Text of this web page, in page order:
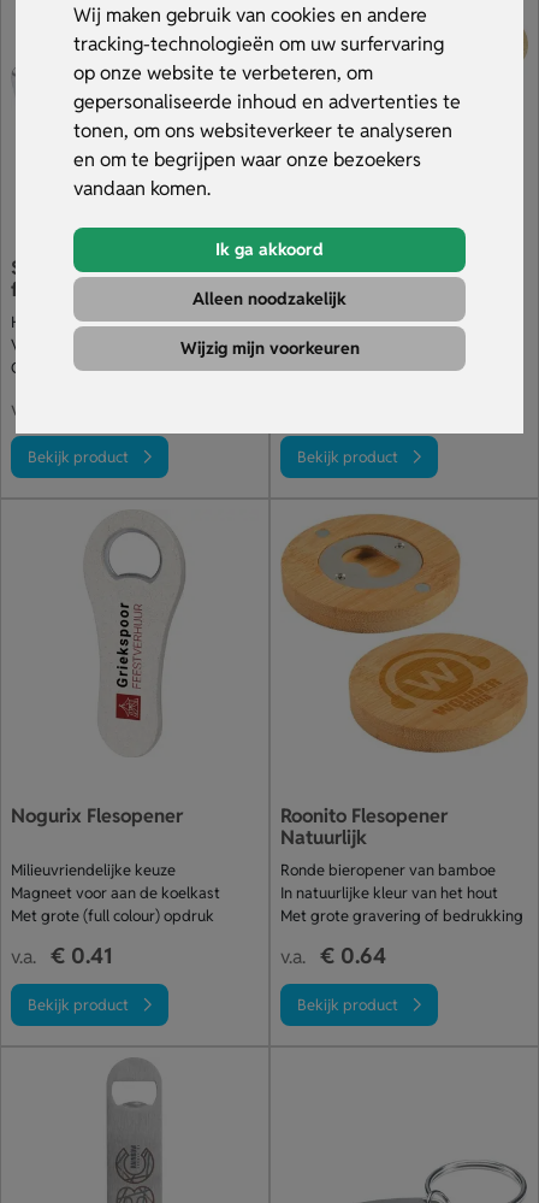
Wij maken gebruik van cookies en andere
tracking-technologieën om uw surfervaring
op onze website te verbeteren, om
gepersonaliseerde inhoud en advertenties te
tonen, om ons websiteverkeer te analyseren
en om te begrijpen waar onze bezoekers
vandaan komen.
Ik ga akkoord
Alleen noodzakelijk
Wijzig mijn voorkeuren
juiste adres. Bekijk ons assortiment.
Sleutelhanger met
flesopener
Handig voor aan de sleutelbos
Verkrijgbaar in vele kleuren
Gravure op de bovenkant
v.a.
Bekijk product
Bierbaum Flesopener
Natuurlijk
Bieropeners met houten handvat
In natuurlijke kleur van het hout
Handvat bedrukt of gegraveerd
Bekijk product
Nogurix Flesopener
Milieuvriendelijke keuze
Magneet voor aan de koelkast
Met grote (full colour) opdruk
v.a. € 0.41
Bekijk product
Roonito Flesopener
Natuurlijk
Ronde bieropener van bamboe
In natuurlijke kleur van het hout
Met grote gravering of bedrukking
v.a. € 0.64
Bekijk product